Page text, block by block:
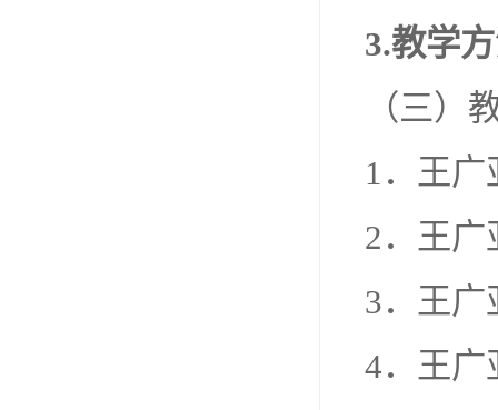
3.教学
（三）
1．王广
2．王广
3．王广
4．王广